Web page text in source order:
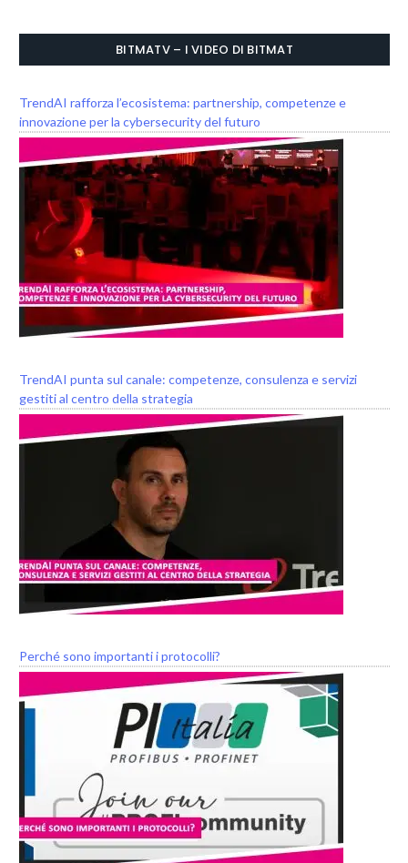
BITMATV – I VIDEO DI BITMAT
TrendAI rafforza l’ecosistema: partnership, competenze e
innovazione per la cybersecurity del futuro
TrendAI punta sul canale: competenze, consulenza e servizi
gestiti al centro della strategia
Perché sono importanti i protocolli?